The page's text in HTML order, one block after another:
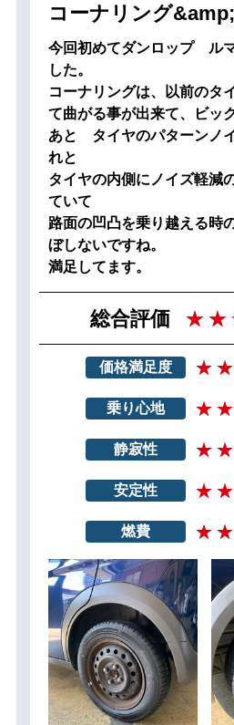
コーナリング
今回初めてダンロップ ル
した。
コーナリングは、以前のタ
て曲がる事が出来て、ビッ
あと タイヤのパターンノ
れと
タイヤの内側にノイズ軽減
ていて
路面の凹凸を乗り越える
ぼしないですね。
満足してます。
総合評価
価格満足度
乗り心地
静寂性
安定性
燃費